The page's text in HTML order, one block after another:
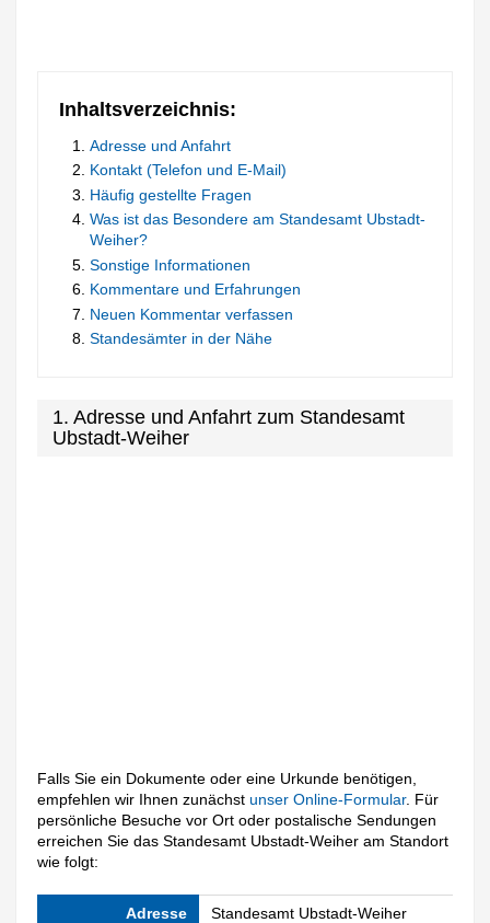
Inhaltsverzeichnis:
Adresse und Anfahrt
Kontakt (Telefon und E-Mail)
Häufig gestellte Fragen
Was ist das Besondere am Standesamt Ubstadt-
Weiher?
Sonstige Informationen
Kommentare und Erfahrungen
Neuen Kommentar verfassen
Standesämter in der Nähe
1. Adresse und Anfahrt zum Standesamt
Ubstadt-Weiher
Falls Sie ein Dokumente oder eine Urkunde benötigen,
empfehlen wir Ihnen zunächstunser Online-Formular. Für
persönliche Besuche vor Ort oder postalische Sendungen
erreichen Sie das Standesamt Ubstadt-Weiher am Standort
wie folgt:
Adresse Standesamt Ubstadt-Weiher